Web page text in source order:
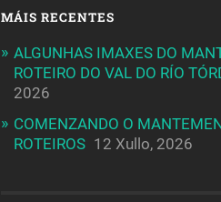
MÁIS RECENTES
ALGUNHAS IMAXES DO
ROTEIRO DO VAL DO RÍO
2026
COMENZANDO O
ROTEIROS 12 Xullo, 2026